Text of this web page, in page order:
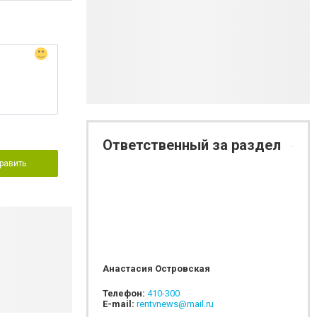
Ответственный за раздел
Анастасия Островская
Телефон: 410-300
E-mail: rentvnews@mail.ru